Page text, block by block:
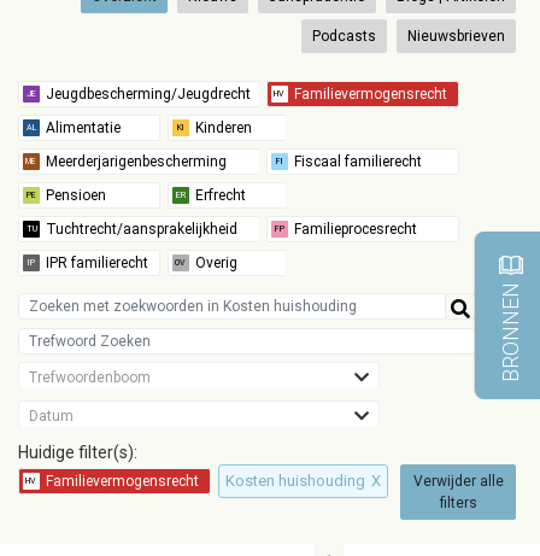
Podcasts Nieuwsbrieven
Trefwoordenboom
Datum
Huidige filter(s):
Kosten huishouding X
Verwijder alle
filters
BRONNEN